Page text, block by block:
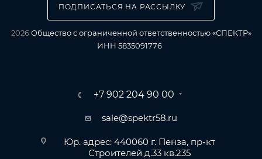
ПОДПИСАТЬСЯ НА РАССЫЛКУ
2026Общество с ограниченной ответственностью «СПЕКТР»
ИНН 5835091776
+7 902 204 90 00
sale@spektr58.ru
Юр. адрес: 440060 г. Пенза, пр-кт
Строителей д.33 кв.235